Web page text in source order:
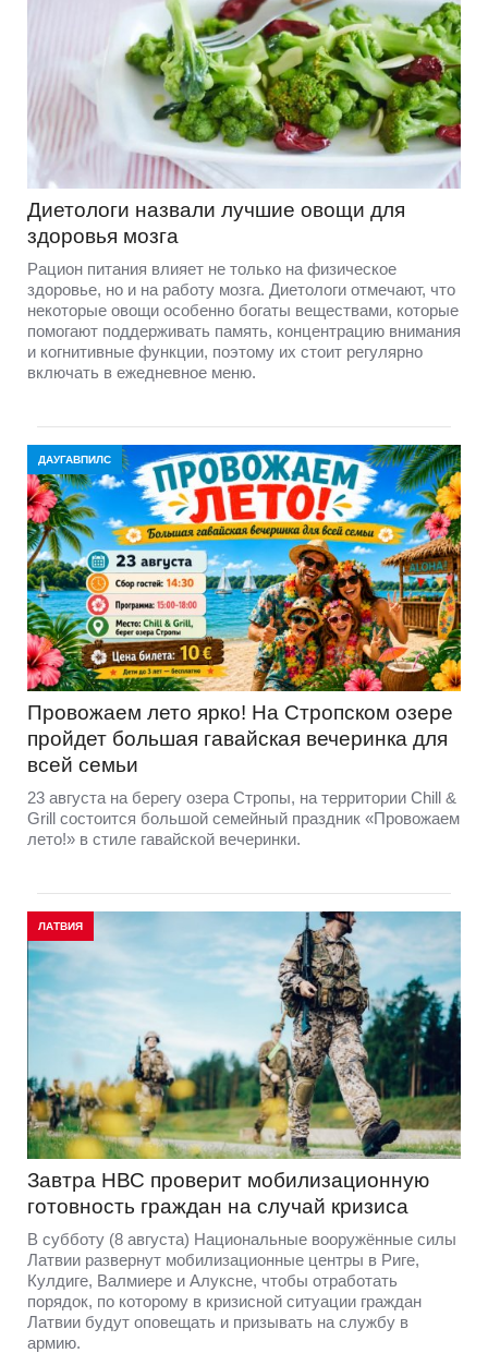
Диетологи назвали лучшие овощи для
здоровья мозга
Рацион питания влияет не только на физическое
здоровье, но и на работу мозга. Диетологи отмечают, что
некоторые овощи особенно богаты веществами, которые
помогают поддерживать память, концентрацию внимания
и когнитивные функции, поэтому их стоит регулярно
включать в ежедневное меню.
ДАУГАВПИЛС
Провожаем лето ярко! На Стропском озере
пройдет большая гавайская вечеринка для
всей семьи
23 августа на берегу озера Стропы, на территории Chill &
Grill состоится большой семейный праздник «Провожаем
лето!» в стиле гавайской вечеринки.
ЛАТВИЯ
Завтра НВС проверит мобилизационную
готовность граждан на случай кризиса
В субботу (8 августа) Национальные вооружённые силы
Латвии развернут мобилизационные центры в Риге,
Кулдиге, Валмиере и Алуксне, чтобы отработать
порядок, по которому в кризисной ситуации граждан
Латвии будут оповещать и призывать на службу в
армию.